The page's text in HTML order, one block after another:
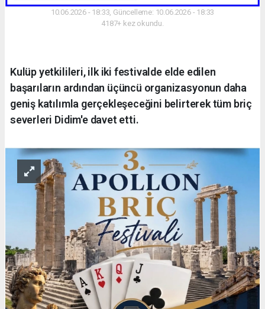
10.06.2026 - 18:33, Güncelleme: 10.06.2026 - 18:33
4187+ kez okundu.
Kulüp yetkilileri, ilk iki festivalde elde edilen
başarıların ardından üçüncü organizasyonun daha
geniş katılımla gerçekleşeceğini belirterek tüm briç
severleri Didim'e davet etti.